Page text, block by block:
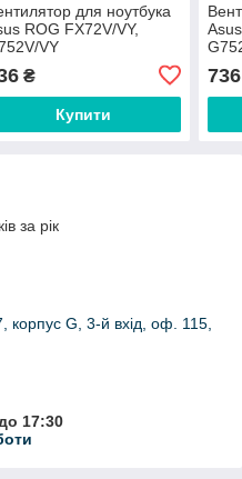
для ноутбука
ROG FX72V/VY,
VY
FHCW),
(5V, 0.5A), 4pin (для
14 мм
₴
Купити
DC
736
за рік
корпус G, 3-й вхід, оф. 115,
17:30